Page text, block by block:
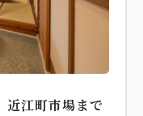
近江町市場まで